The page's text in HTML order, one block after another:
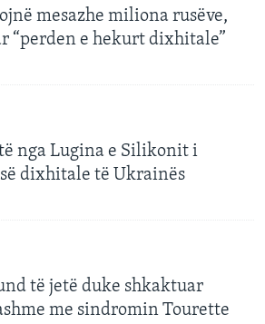
mesazhe miliona rusëve,
“perden e hekurt dixhitale”
nga Lugina e Silikonit i
dixhitale të Ukrainës
të jetë duke shkaktuar
me sindromin Tourette